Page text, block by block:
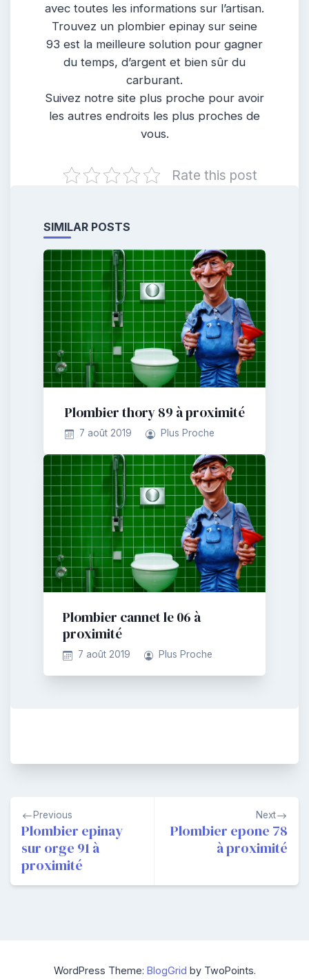
avec toutes les informations sur l’artisan.
Trouvez un plombier epinay sur seine
93 est la meilleure solution pour gagner
du temps, d’argent et bien sûr du
carburant.
Suivez notre site plus proche pour avoir
les autres endroits les plus proches de
vous.
Rate this post
SIMILAR POSTS
Plombier thory 89 à proximité
7 août 2019 Plus Proche
Plombier cannet le 06 à
proximité
7 août 2019 Plus Proche
Navigation
de
l’article
Previous
Plombier epinay
sur orge 91 à
proximité
Next
Plombier epone 78
à proximité
WordPress Theme: BlogGrid by TwoPoints.